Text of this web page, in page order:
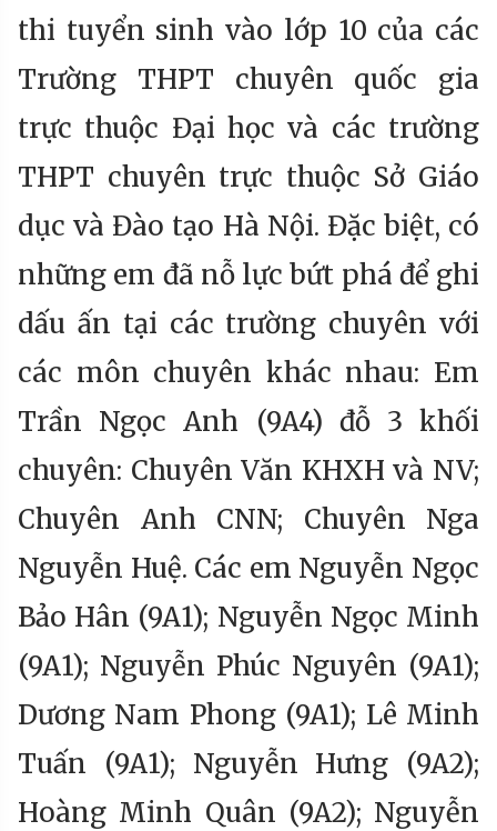
thi tuyển sinh vào lớp 10 của các
Trường THPT chuyên quốc gia
trực thuộc Đại học và các trường
THPT chuyên trực thuộc Sở Giáo
dục và Đào tạo Hà Nội. Đặc biệt, có
những em đã nỗ lực bứt phá để ghi
dấu ấn tại các trường chuyên với
các môn chuyên khác nhau: Em
Trần Ngọc Anh (9A4) đỗ 3 khối
chuyên: Chuyên Văn KHXH và NV;
Chuyên Anh CNN; Chuyên Nga
Nguyễn Huệ. Các em Nguyễn Ngọc
Bảo Hân (9A1); Nguyễn Ngọc Minh
(9A1); Nguyễn Phúc Nguyên (9A1);
Dương Nam Phong (9A1); Lê Minh
Tuấn (9A1); Nguyễn Hưng (9A2);
Hoàng Minh Quân (9A2); Nguyễn